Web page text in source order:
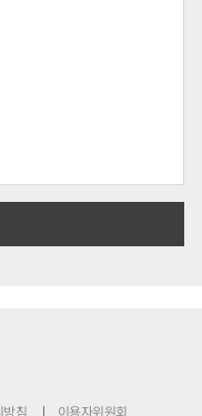
방침 이용자위원회